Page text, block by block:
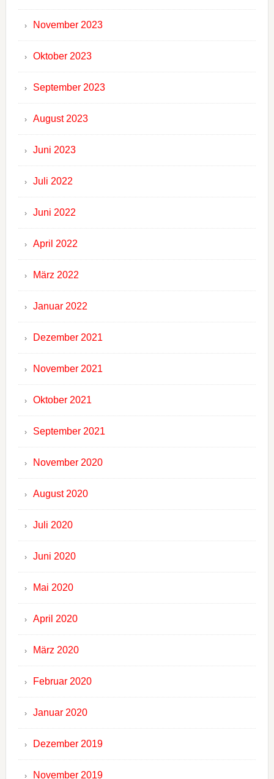
November 2023
Oktober 2023
September 2023
August 2023
Juni 2023
Juli 2022
Juni 2022
April 2022
März 2022
Januar 2022
Dezember 2021
November 2021
Oktober 2021
September 2021
November 2020
August 2020
Juli 2020
Juni 2020
Mai 2020
April 2020
März 2020
Februar 2020
Januar 2020
Dezember 2019
November 2019